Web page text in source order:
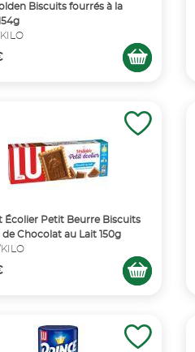
Biscuits fourrés à la
Écolier Petit Beurre Biscuits
de Chocolat au Lait 150g